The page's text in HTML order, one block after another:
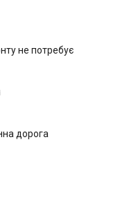
не потребує
дорога